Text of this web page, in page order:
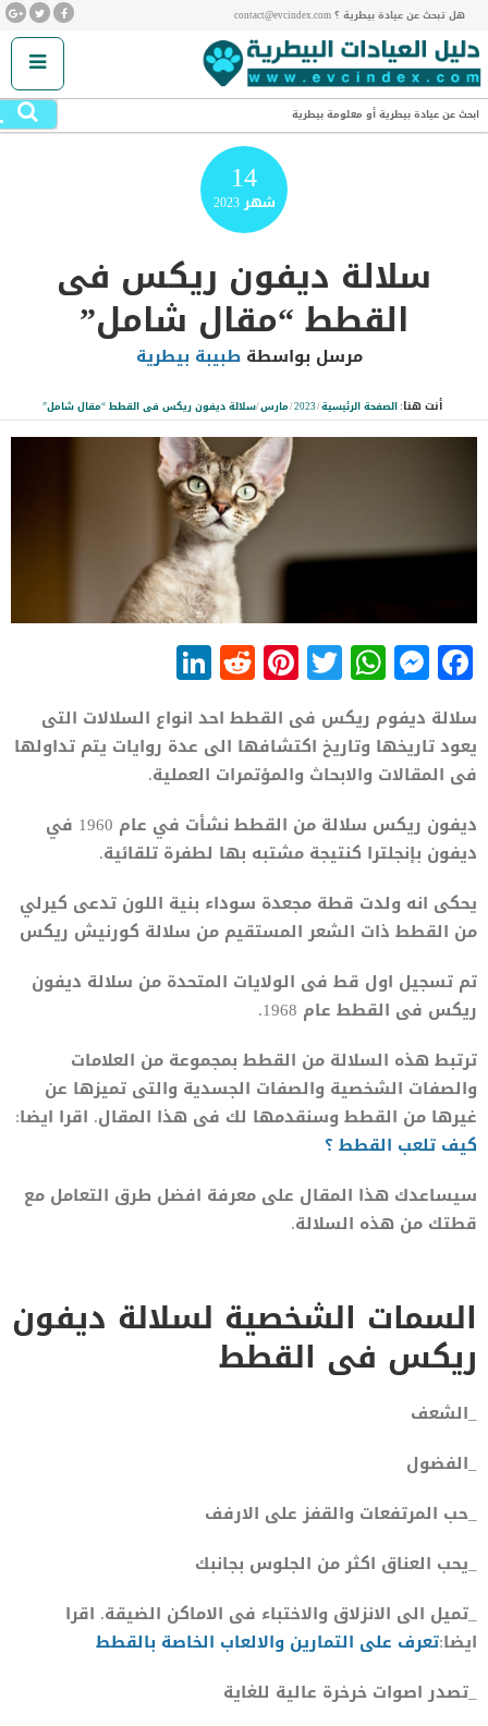
هل تبحث عن عيادة بيطرية ؟ contact@evcindex.com
ابحث عن عيادة بيطرية أو معلومة بيطرية
14
شهر2023
سلالة ديفون ريكس فى
القطط “مقال شامل”
مرسل بواسطة طبيبة بيطرية
أنت هنا:الصفحة الرئيسية/
2023
/مارس/سلالة ديفون ريكس فى القطط “مقال شامل”
Facebook
Messenger
WhatsApp
Twitter
Pinterest
Reddit
سلالة ديفوم ريكس فى القطط احد انواع السلالات التى
يعود تاريخها وتاريخ اكتشافها الى عدة روايات يتم تداولها
فى المقالات والابحاث والمؤتمرات العملية.
ديفون ريكس سلالة من القطط نشأت في عام 1960 في
ديفون بإنجلترا كنتيجة مشتبه بها لطفرة تلقائية.
يحكى انه ولدت قطة مجعدة سوداء بنية اللون تدعى كيرلي
من القطط ذات الشعر المستقيم من سلالة كورنيش ريكس
تم تسجيل اول قط فى الولايات المتحدة من سلالة ديفون
ريكس فى القطط عام 1968.
ترتبط هذه السلالة من القطط بمجموعة من العلامات
والصفات الشخصية والصفات الجسدية والتى تميزها عن
غيرها من القطط وسنقدمها لك فى هذا المقال. اقرا ايضا:
كيف تلعب القطط ؟
سيساعدك هذا المقال على معرفة افضل طرق التعامل مع
قطتك من هذه السلالة.
السمات الشخصية لسلالة ديفون
ريكس فى القطط
_الشعف
_الفضول
_حب المرتفعات والقفز على الارفف
_يحب العناق اكثر من الجلوس بجانبك
_تميل الى الانزلاق والاختباء فى الاماكن الضيقة. اقرا
ايضا:تعرف على التمارين والالعاب الخاصة بالقطط
_تصدر اصوات خرخرة عالية للغاية